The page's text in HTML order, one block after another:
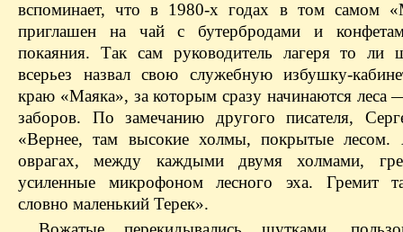
вспоминает, что в 1980-х годах в том самом
приглашен на чай с бутербродами и
покаяния. Так сам руководитель лагеря то ли
всерьез назвал свою служебную избушку-
краю «Маяка», за которым сразу начинаются леса
заборов. По замечанию другого писателя,
«Вернее, там высокие холмы, покрытые
оврагах, между каждыми двумя холмами,
усиленные микрофоном лесного эха. Гремит
словно маленький Терек».